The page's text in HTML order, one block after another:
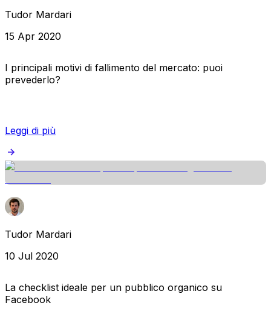
Tudor Mardari
15 Apr 2020
I principali motivi di fallimento del mercato: puoi
prevederlo?
Leggi di più
Tudor Mardari
10 Jul 2020
La checklist ideale per un pubblico organico su
Facebook